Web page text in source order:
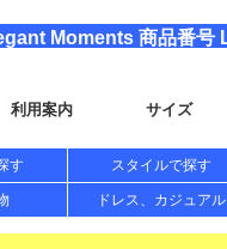
Moments 商品番号
利用案内 サイズ
す スタイルで探す
ドレス、カジュアル